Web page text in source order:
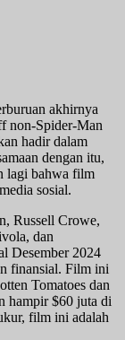
akhirnya
non-Spider-Man
hadir dalam
dengan itu,
lagi bahwa film
sosial.
Russell Crowe,
dan
Desember 2024
finansial. Film ini
Tomatoes dan
hampir $60 juta di
film ini adalah